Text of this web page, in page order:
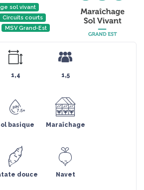
sol vivant
Circuits courts
MSV Grand-Est
1,4 1,5
basique Maraîchage
douce Navet